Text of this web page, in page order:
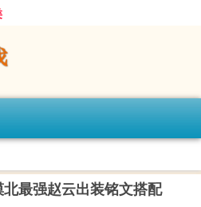
北最强赵云出装铭文搭配